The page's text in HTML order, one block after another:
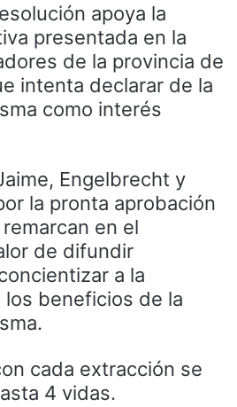
apoya la
presentada en la
de la provincia de
intenta declarar de la
como interés
Engelbrecht y
la pronta aprobación
en el
de difundir
a la
beneficios de la
cada extracción se
4 vidas.